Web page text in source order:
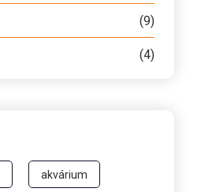
(9)
(4)
akvárium